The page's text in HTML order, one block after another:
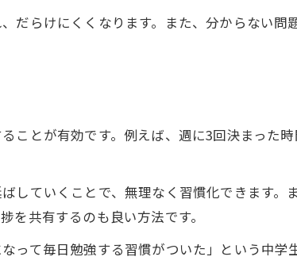
自習室の席数や混雑状況をチェックしよう
を目指すなら塾の自習室が最適
自習室を活用した成績アップの秘訣
の自習室で定期テスト対策が万全になる理由
だらけにくくなります。また、分からない問
ことが有効です。例えば、週に3回決まった
していくことで、無理なく習慣化できます。
を共有するのも良い方法です。
って毎日勉強する習慣がついた」という中
お問い合わせはこちら
お問い合わせはこちら